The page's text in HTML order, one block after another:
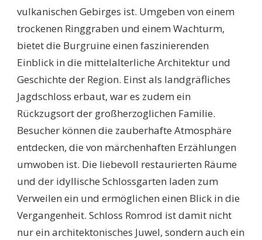
vulkanischen Gebirges ist. Umgeben von einem
trockenen Ringgraben und einem Wachturm,
bietet die Burgruine einen faszinierenden
Einblick in die mittelalterliche Architektur und
Geschichte der Region. Einst als landgräfliches
Jagdschloss erbaut, war es zudem ein
Rückzugsort der großherzoglichen Familie.
Besucher können die zauberhafte Atmosphäre
entdecken, die von märchenhaften Erzählungen
umwoben ist. Die liebevoll restaurierten Räume
und der idyllische Schlossgarten laden zum
Verweilen ein und ermöglichen einen Blick in die
Vergangenheit. Schloss Romrod ist damit nicht
nur ein architektonisches Juwel, sondern auch ein